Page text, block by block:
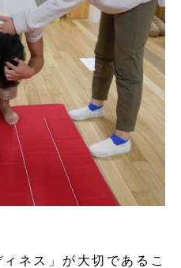
ネス」が大切であるこ